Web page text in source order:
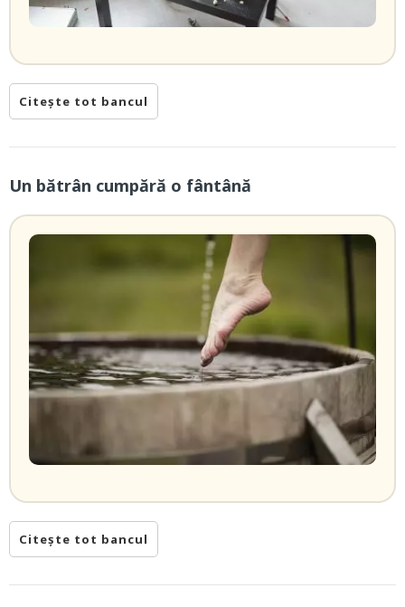
Citește tot bancul
Un bătrân cumpără o fântână
Citește tot bancul